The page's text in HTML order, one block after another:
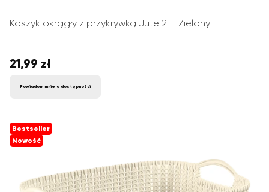
Koszyk okrągły z przykrywką Jute 2L | Zielony
Cena
21,99 zł
Powiadom mnie o dostępności
Bestseller
Nowość